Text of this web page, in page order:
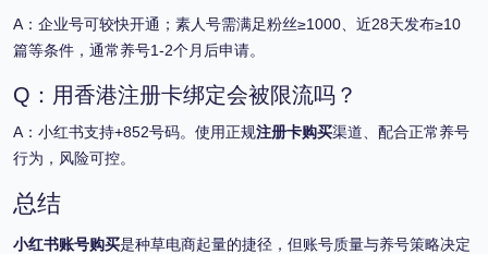
A：企业号可较快开通；素人号需满足粉丝≥1000、近28天发布≥10
篇等条件，通常养号1-2个月后申请。
Q：用香港注册卡绑定会被限流吗？
A：小红书支持+852号码。使用正规注册卡购买渠道、配合正常养号
行为，风险可控。
总结
小红书账号购买是种草电商起量的捷径，但账号质量与养号策略决定